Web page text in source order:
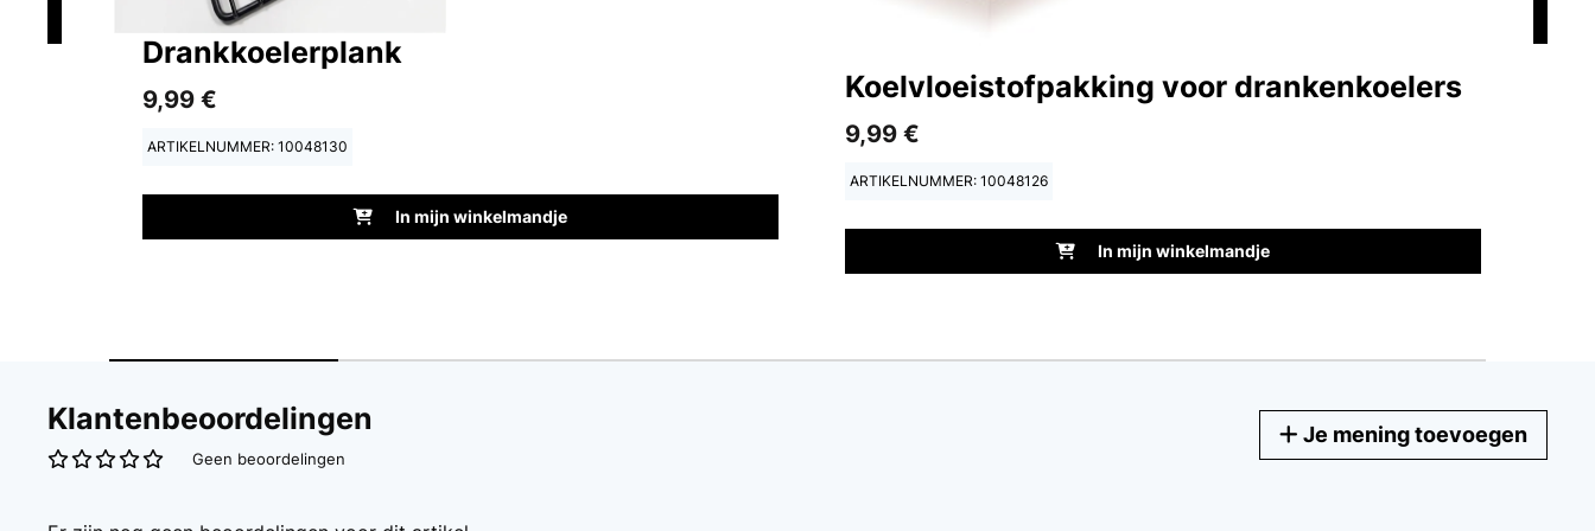
Drankkoelerplank
9,99 €
ARTIKELNUMMER: 10048130
In mijn winkelmandje
Koelvloeistofpakking voor drankenkoelers
9,99 €
ARTIKELNUMMER: 10048126
In mijn winkelmandje
Klantenbeoordelingen
Geen beoordelingen
Je mening toevoegen